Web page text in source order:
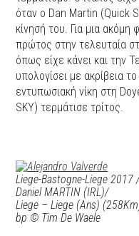
όταν ο Dan Martin (Quick
κίνησή του. Για μια
πρώτος στην τελευταία
όπως είχε κάνει και την
υπολογίσει με ακρίβεια
εντυπωσιακή νίκη στη
SKY) τερμάτισε τρίτος.
Liege-Bastogne-Liege 2017
Daniel MARTIN (IRL)/
Liege – Liege (Ans)
bp © Tim De Waele